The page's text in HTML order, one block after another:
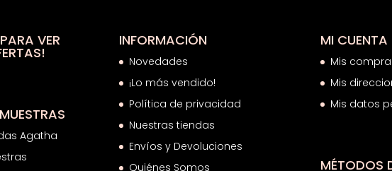
VER
Agatha
INFORMACIÓN
Novedades
¡Lo más vendido!
Política de privacidad
Nuestras tiendas
Envíos y Devoluciones
Quiénes Somos
MI CUENTA
Mis
Mis
Mis datos
MÉTODOS